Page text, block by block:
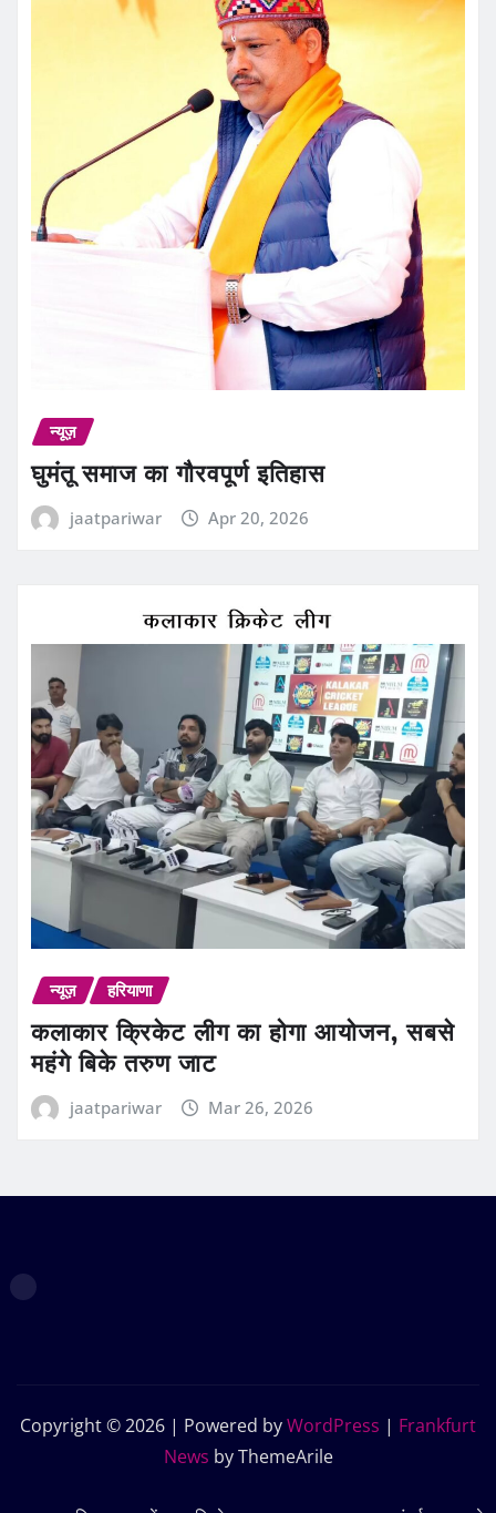
न्यूज़
घुमंतू समाज का गौरवपूर्ण इतिहास
jaatpariwar Apr 20, 2026
न्यूज़ हरियाणा
कलाकार क्रिकेट लीग का होगा आयोजन, सबसे
महंगे बिके तरुण जाट
jaatpariwar Mar 26, 2026
Copyright © 2026 | Powered byWordPress | Frankfurt
News by ThemeArile